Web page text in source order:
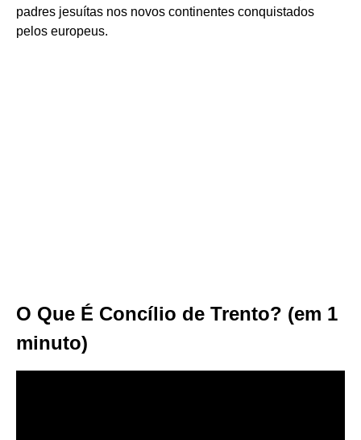
padres jesuítas nos novos continentes conquistados
pelos europeus.
O Que É Concílio de Trento? (em 1
minuto)